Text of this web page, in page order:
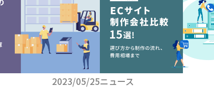
2023/05/25ニュース